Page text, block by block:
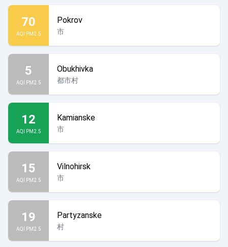
70
AQI PM2.5
Pokrov
市
5
AQI PM2.5
Obukhivka
都市村
12
AQI PM2.5
Kamianske
市
15
AQI PM2.5
Vilnohirsk
市
19
AQI PM2.5
Partyzanske
村